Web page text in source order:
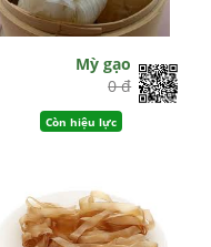
Mỳ gạo
0 đ
Còn hiệu lực